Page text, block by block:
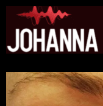
Skip
content